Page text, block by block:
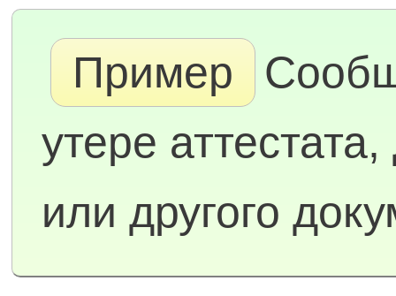
Пример
утере
или другого